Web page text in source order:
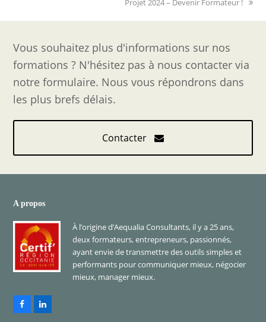
Projet 2024 – Devenir Formateur !
Vous souhaitez plus d'informations sur nos
formations ? N'hésitez pas à nous contacter via
notre formulaire. Nous vous répondrons dans
les plus brefs délais.
Contacter
A propos
À l’origine d’Aequalia Consultants, il y a 25 ans,
deux formateurs, entrepreneurs, passionnés,
ayant envie de transmettre des outils simples et
performants pour communiquer mieux, négocier
mieux, manager mieux.
FacebookLinkedIn